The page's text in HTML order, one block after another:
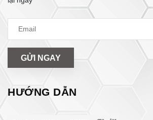
GỬI NGAY
HƯỚNG DẪN